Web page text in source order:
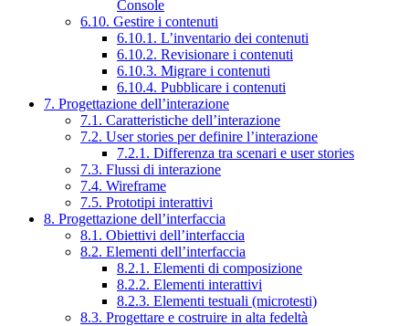
Console
6.10. Gestire i contenuti
6.10.1. L’inventario dei contenuti
6.10.2. Revisionare i contenuti
6.10.3. Migrare i contenuti
6.10.4. Pubblicare i contenuti
7. Progettazione dell’interazione
7.1. Caratteristiche dell’interazione
7.2. User stories per definire l’interazione
7.2.1. Differenza tra scenari e user stories
7.3. Flussi di interazione
7.4. Wireframe
7.5. Prototipi interattivi
8. Progettazione dell’interfaccia
8.1. Obiettivi dell’interfaccia
8.2. Elementi dell’interfaccia
8.2.1. Elementi di composizione
8.2.2. Elementi interattivi
8.2.3. Elementi testuali (microtesti)
8.3. Progettare e costruire in alta fedeltà